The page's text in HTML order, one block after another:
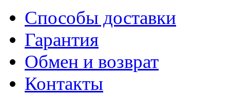
Способы доставки
Гарантия
Обмен и возврат
Контакты